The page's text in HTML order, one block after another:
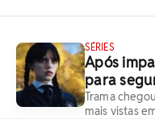
SÉRIES
Após
para
Trama
mais vistas